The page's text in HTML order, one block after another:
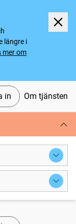
längre i
mer om
in Om tjänsten